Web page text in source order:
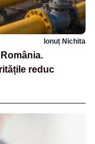
Ionuț Nichita
reduc